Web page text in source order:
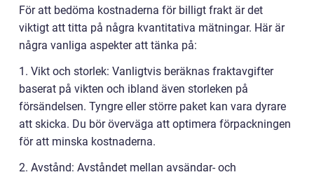
För att bedöma kostnaderna för billigt frakt är det
viktigt att titta på några kvantitativa mätningar. Här är
några vanliga aspekter att tänka på:
1. Vikt och storlek: Vanligtvis beräknas fraktavgifter
baserat på vikten och ibland även storleken på
försändelsen. Tyngre eller större paket kan vara dyrare
att skicka. Du bör överväga att optimera förpackningen
för att minska kostnaderna.
2. Avstånd: Avståndet mellan avsändar- och